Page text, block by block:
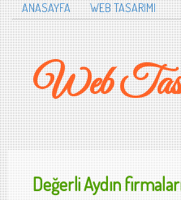
ANASAYFA WEB TASARIMI
Web
DeğerliAydın